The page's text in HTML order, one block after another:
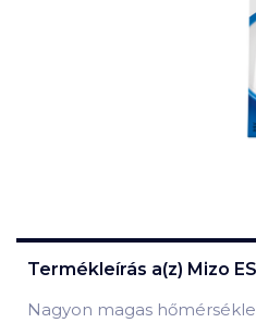
Termékleírás a(z) Mizo
Nagyon magas